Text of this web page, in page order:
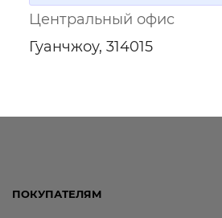
Центральный офис
Гуанчжоу, 314015
ПОКУПАТЕЛЯМ